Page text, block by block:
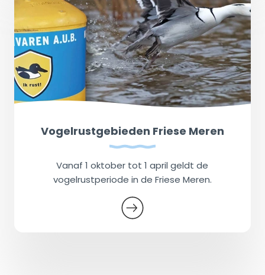
Vogelrustgebieden Friese Meren
Vanaf 1 oktober tot 1 april geldt de
vogelrustperiode in de Friese Meren.